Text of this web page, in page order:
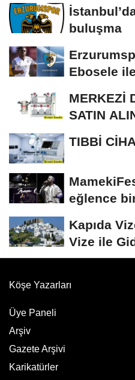
buluşma
Ebosele
MERKEZİ
SATIN
TIBBİ
eğlence
Kapıda
Vize ile
Adaları
Köşe Yazarları
Üye Paneli
Arşiv
Gazete Arşivi
Karikatürler